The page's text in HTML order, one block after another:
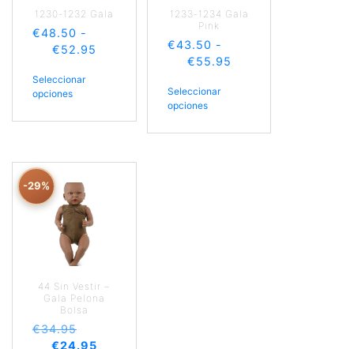
1230-1232 Gala
€48.50 -
€52.95
Seleccionar
opciones
1233-1234 Gala
Pink
€43.50 -
€55.95
Seleccionar
opciones
-29%
44 Sin Vestir –
Gala Pelona
Bolsa
€34.95
€24.95